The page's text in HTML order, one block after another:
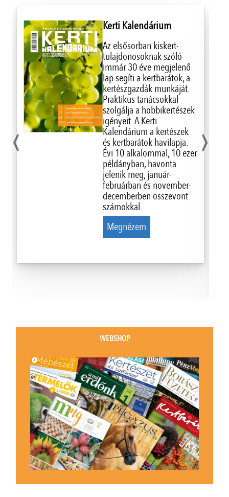
Kerti Kalendárium
Az elsősorban kiskert-
tulajdonosoknak szóló
immár 30 éve megjelenő
lap segíti a kertbarátok, a
kertészgazdák munkáját.
Praktikus tanácsokkal
szolgálja a hobbikertészek
igényeit. A Kerti
Kalendárium a kertészek
és kertbarátok havilapja.
Évi 10 alkalommal, 10 ezer
példányban, havonta
jelenik meg, január-
februárban és november-
decemberben összevont
számokkal.
Megnézem
‹ ›
WEBSHOP